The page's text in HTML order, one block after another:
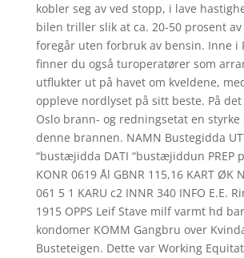
kobler seg av ved stopp, i lave
bilen triller slik at ca. 20-50 prosent
foregår uten forbruk av bensin. Inne i
finner du også turoperatører som
utflukter ut på havet om kveldene,
oppleve nordlyset på sitt beste. På
Oslo brann- og redningsetat en styrke
denne brannen. NAMN Bustegidda
“bustæjidda DATI “bustæjiddun PREP
KONR 0619 Ål GBNR 115,16 KART ØK
061 5 1 KARU c2 INNR 340 INFO E.E.
1915 OPPS Leif Stave milf varmt hd
kondomer KOMM Gangbru over
Busteteigen. Dette var Working